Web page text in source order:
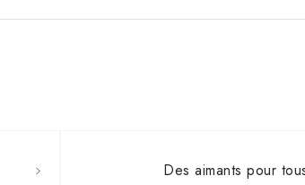
Des aimants pour